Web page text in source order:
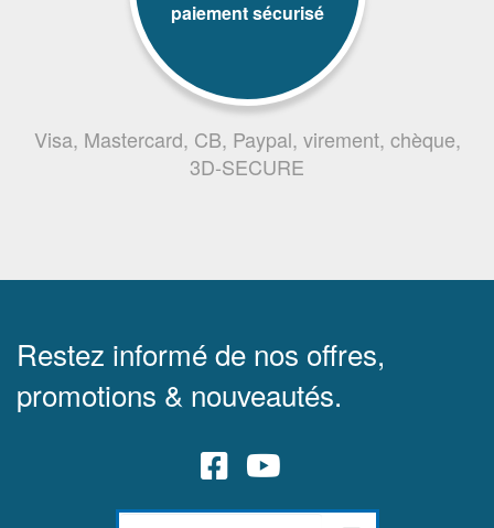
paiement sécurisé
Visa, Mastercard, CB, Paypal, virement, chèque,
3D-SECURE
Restez informé de nos offres,
promotions & nouveautés.